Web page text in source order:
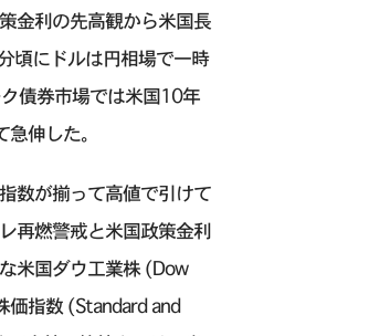
金利の先高観から米国長
頃にドルは円相場で一時
債券市場では米国10年
伸した。
数が揃って高値で引けて
再燃警戒と米国政策金利
米国ダウ工業株 (Dow
価指数 (Standard and